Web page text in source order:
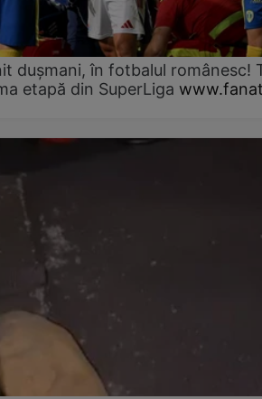
dușmani, în fotbalul românesc!
etapă din SuperLiga